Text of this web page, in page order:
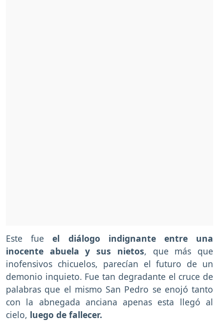
Este fue el diálogo indignante entre una
inocente abuela y sus nietos, que más que
inofensivos chicuelos, parecían el futuro de un
demonio inquieto. Fue tan degradante el cruce de
palabras que el mismo San Pedro se enojó tanto
con la abnegada anciana apenas esta llegó al
cielo, luego de fallecer.